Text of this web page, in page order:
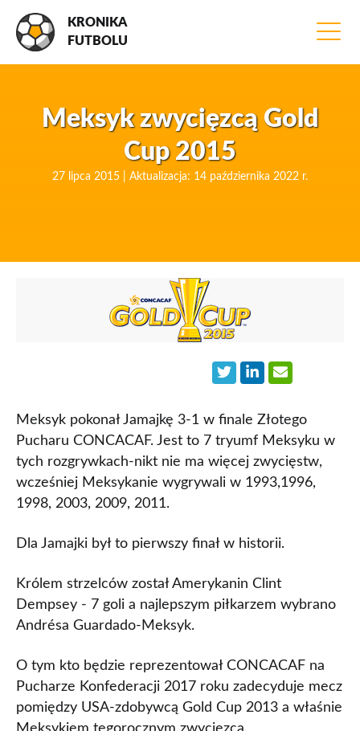
KRONIKA
FUTBOLU
Meksyk zwycięzcą Gold
Cup 2015
27 lipca 2015 | Aktualizacja: 14 października 2022 r.
Meksyk pokonał Jamajkę 3-1 w finale Złotego
Pucharu CONCACAF. Jest to 7 tryumf Meksyku w
tych rozgrywkach-nikt nie ma więcej zwycięstw,
wcześniej Meksykanie wygrywali w 1993,1996,
1998, 2003, 2009, 2011.
Dla Jamajki był to pierwszy finał w historii.
Królem strzelców został Amerykanin Clint
Dempsey - 7 goli a najlepszym piłkarzem wybrano
Andrésa Guardado-Meksyk.
O tym kto będzie reprezentował CONCACAF na
Pucharze Konfederacji 2017 roku zadecyduje mecz
pomiędzy USA-zdobywcą Gold Cup 2013 a właśnie